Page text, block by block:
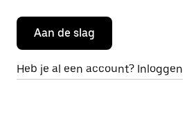
Aan de slag
Heb je al een account? Inloggen